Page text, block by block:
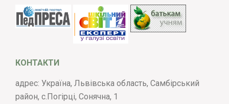
КОНТАКТИ
адрес: Україна, Львівська область, Самбірський
район, с.Погірці, Сонячна, 1